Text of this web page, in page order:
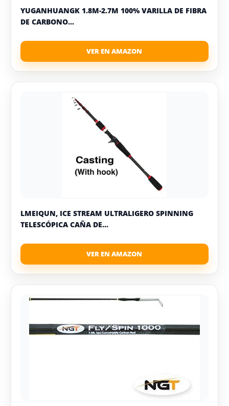
YUGANHUANGK 1.8M-2.7M 100% VARILLA DE FIBRA
DE CARBONO...
LMEIQUN, ICE STREAM ULTRALIGERO SPINNING
TELESCÓPICA CAÑA DE...